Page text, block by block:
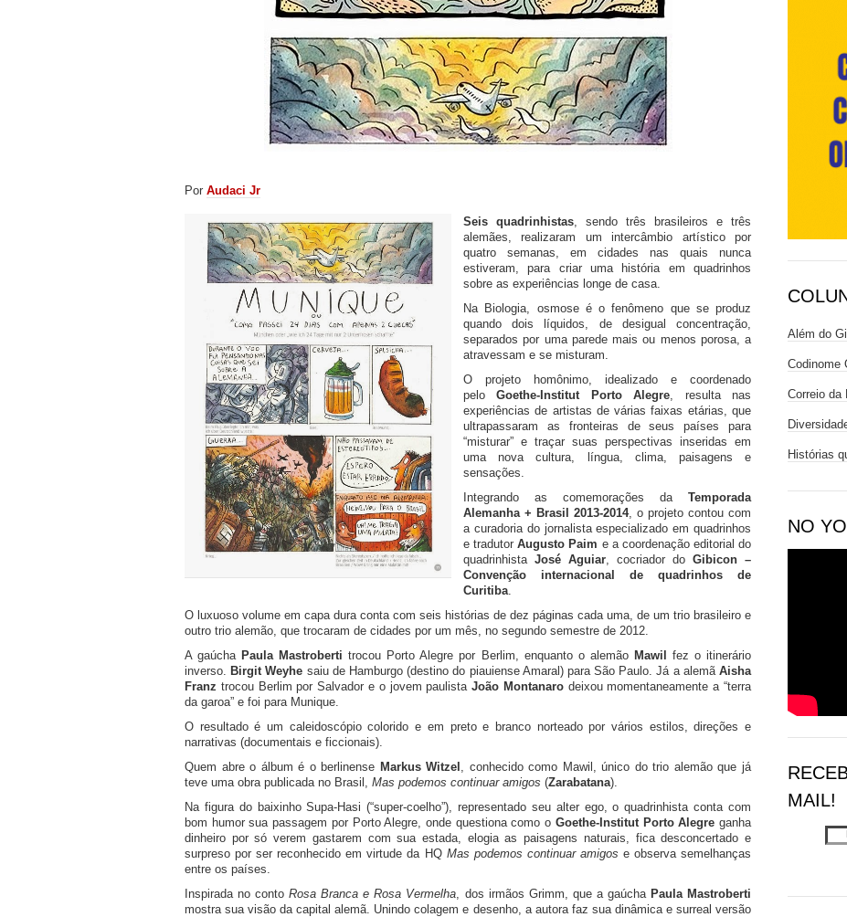
Por Audaci Jr
Seis quadrinhistas, sendo três brasileiros e três
alemães, realizaram um intercâmbio artístico por
quatro semanas, em cidades nas quais nunca
estiveram, para criar uma história em quadrinhos
sobre as experiências longe de casa.
Na Biologia, osmose é o fenômeno que se produz
quando dois líquidos, de desigual concentração,
separados por uma parede mais ou menos porosa, a
atravessam e se misturam.
O projeto homônimo, idealizado e coordenado
peloGoethe-Institut Porto Alegre, resulta nas
experiências de artistas de várias faixas etárias, que
ultrapassaram as fronteiras de seus países para
“misturar” e traçar suas perspectivas inseridas em
uma nova cultura, língua, clima, paisagens e
sensações.
Integrando as comemorações da Temporada
Alemanha + Brasil 2013-2014, o projeto contou com
a curadoria do jornalista especializado em quadrinhos
e tradutorAugusto Paim e a coordenação editorial do
quadrinhista José Aguiar, cocriador do Gibicon –
Convenção internacional de quadrinhos de
Curitiba.
O luxuoso volume em capa dura conta com seis histórias de dez páginas cada uma, de um trio brasileiro e
outro trio alemão, que trocaram de cidades por um mês, no segundo semestre de 2012.
A gaúchaPaula Mastrobertitrocou Porto Alegre por Berlim, enquanto o alemão Mawil
fez o itinerário
inverso. Birgit Weyhe saiu de Hamburgo (destino do piauiense Amaral) para São Paulo. Já a alemã Aisha
Franz trocou Berlim por Salvador e o jovem paulistaJoão Montanarodeixou momentaneamente a “terra
da garoa” e foi para Munique.
O resultado é um caleidoscópio colorido e em preto e branco norteado por vários estilos, direções e
narrativas (documentais e ficcionais).
Quem abre o álbum é o berlinense Markus Witzel , conhecido como Mawil, único do trio alemão que já
teve uma obra publicada no Brasil, Mas podemos continuar amigos (Zarabatana).
Na figura do baixinho Supa-Hasi (“super-coelho”), representado seu alter ego, o quadrinhista conta com
bom humor sua passagem por Porto Alegre, onde questiona como o Goethe-Institut Porto Alegre ganha
dinheiro por só verem gastarem com sua estada, elogia as paisagens naturais, fica desconcertado e
surpreso por ser reconhecido em virtude da HQ Mas podemos continuar amigos e observa semelhanças
entre os países.
Inspirada no contoRosa Branca e Rosa Vermelha, dos irmãos Grimm, que a gaúcha Paula Mastroberti
mostra sua visão da capital alemã. Unindo colagem e desenho, a autora faz sua dinâmica e surreal versão
Além do
Codinome
Correio da
Histórias
NO
MAIL!